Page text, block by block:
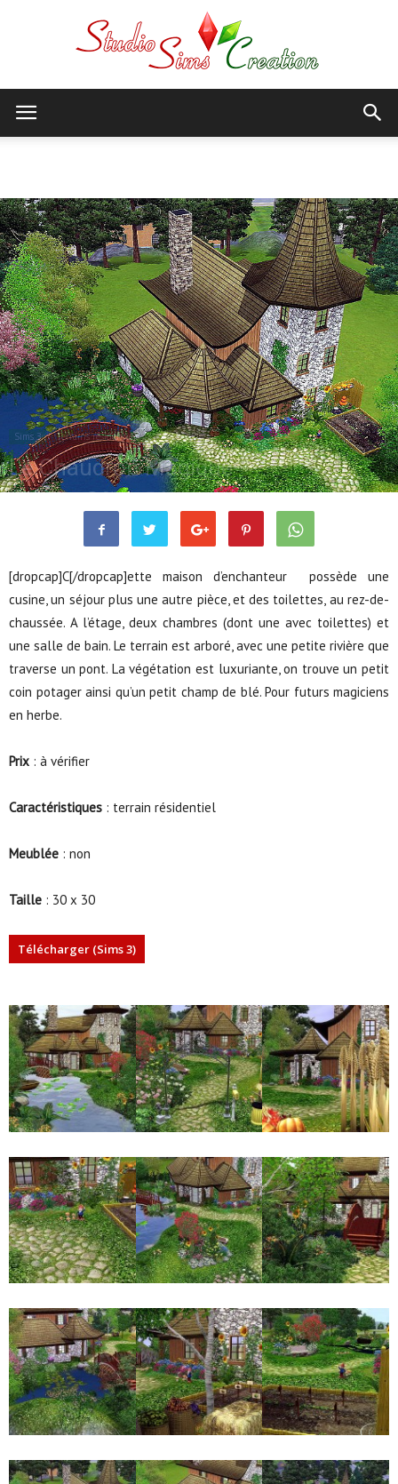
Creation
Sims 3 Terrains résidentiels
Le Chaudron Magique
Juil 24, 2010 5401 0
[dropcap]C[/dropcap]ette maison d’enchanteur possède une
cusine, un séjour plus une autre pièce, et des toilettes, au rez-de-
chaussée. A l’étage, deux chambres (dont une avec toilettes) et
une salle de bain. Le terrain est arboré, avec une petite rivière que
traverse un pont. La végétation est luxuriante, on trouve un petit
coin potager ainsi qu’un petit champ de blé. Pour futurs magiciens
en herbe.
Prix : à vérifier
Caractéristiques : terrain résidentiel
Meublée : non
Taille : 30 x 30
Télécharger (Sims 3)